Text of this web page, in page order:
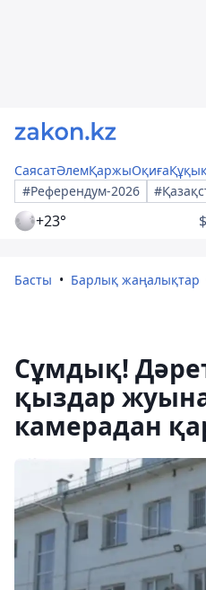
СаясатӘлемҚаржыОқиға
#Референдум-2026
+23° $
Басты Барлық жаңалықтар
Сұмдық!
қыздар
камерадан